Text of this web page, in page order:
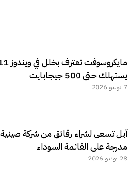
يستهلك حتى 500 جيجابايت
7 يوليو 2026
آبل تسعى لشراء رقائق من شركة صينية
مدرجة على القائمة السوداء
28 يونيو 2026